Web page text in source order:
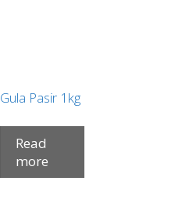
Gula Pasir 1kg
Read
more